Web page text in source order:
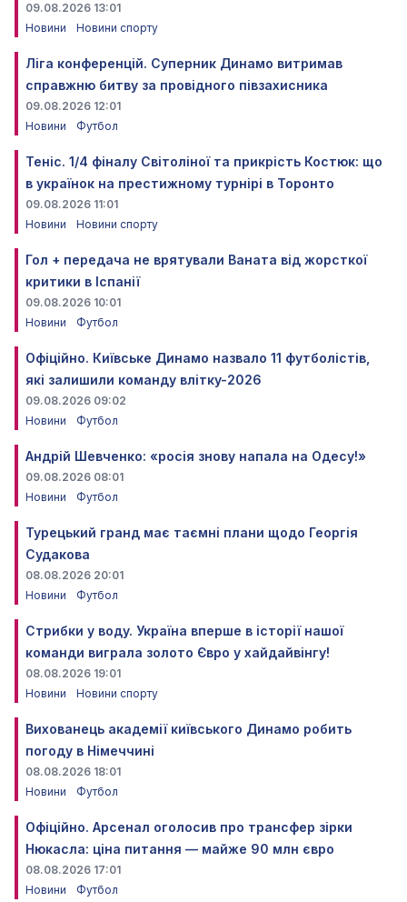
09.08.2026 13:01
Новини
Новини спорту
Ліга конференцій. Суперник Динамо витримав
справжню битву за провідного півзахисника
09.08.2026 12:01
Новини
Футбол
Теніс. 1/4 фіналу Світоліної та прикрість Костюк: що
в українок на престижному турнірі в Торонто
09.08.2026 11:01
Новини
Новини спорту
Гол + передача не врятували Ваната від жорсткої
критики в Іспанії
09.08.2026 10:01
Новини
Футбол
Офіційно. Київське Динамо назвало 11 футболістів,
які залишили команду влітку-2026
09.08.2026 09:02
Новини
Футбол
Андрій Шевченко: «росія знову напала на Одесу!»
09.08.2026 08:01
Новини
Футбол
Турецький гранд має таємні плани щодо Георгія
Судакова
08.08.2026 20:01
Новини
Футбол
Стрибки у воду. Україна вперше в історії нашої
команди виграла золото Євро у хайдайвінгу!
08.08.2026 19:01
Новини
Новини спорту
Вихованець академії київського Динамо робить
погоду в Німеччині
08.08.2026 18:01
Новини
Футбол
Офіційно. Арсенал оголосив про трансфер зірки
Нюкасла: ціна питання — майже 90 млн євро
08.08.2026 17:01
Новини
Футбол